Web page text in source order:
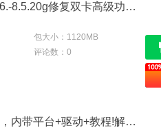
三星note4 note4 edge 高通系列 flyme6.-8.5.20g修复双卡高级功能版
包大小： 1120MB
评论数： 0
三星N9108V线刷专用刷机救砖固件包，内带平台+驱动+教程!解决手机黑屏/黑砖/定屏等已测